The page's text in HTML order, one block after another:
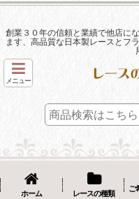
創業３０年の信頼と業績で他店に
ます、高品質な日本製レースとフ
メニュー
ホーム レースの種類
ご